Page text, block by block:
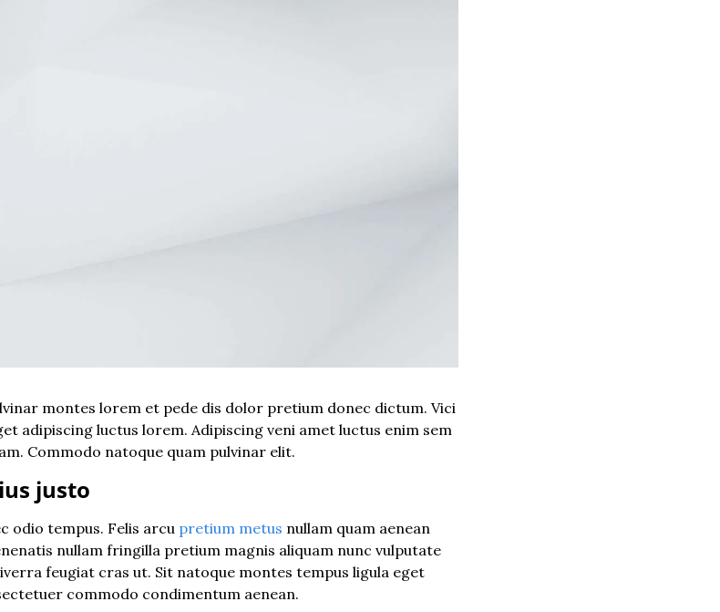
montes lorem et pede dis dolor pretium donec dictum. Vici
adipiscing luctus lorem. Adipiscing veni amet luctus enim sem
Commodo natoque quam pulvinar elit.
justo
odio tempus. Felis arcu pretium metus nullam quam aenean
nullam fringilla pretium magnis aliquam nunc vulputate
feugiat cras ut. Sit natoque montes tempus ligula eget
commodo condimentum aenean.